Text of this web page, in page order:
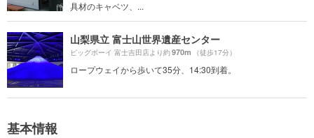
具材のキャベツ、...
山梨県立 富士山世界遺産センター
ビッグボーイ 富士吉田店より約970m （徒歩17分）
ロープウェイから歩いて35分、14:30到着。
基本情報